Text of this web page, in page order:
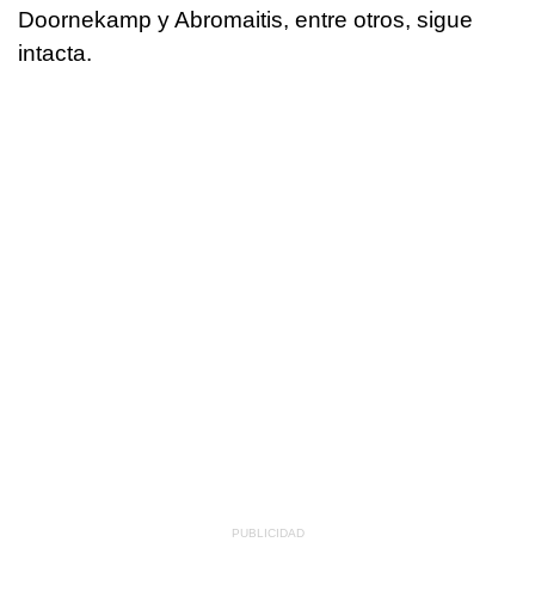
Doornekamp y Abromaitis, entre otros, sigue
intacta.